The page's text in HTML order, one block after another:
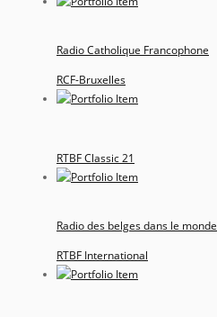
Radio Catholique Francophone
RCF-Bruxelles
RTBF Classic 21
Radio des belges dans le monde
RTBF International